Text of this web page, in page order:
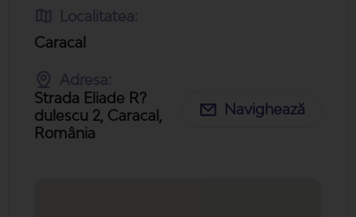
Localitatea:
Caracal
Adresa:
Strada Eliade R?
dulescu 2, Caracal,
România
Navighează